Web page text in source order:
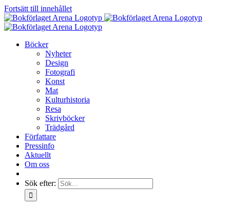
Fortsätt till innehållet
Böcker
Nyheter
Design
Fotografi
Konst
Mat
Kulturhistoria
Resa
Skrivböcker
Trädgård
Författare
Pressinfo
Aktuellt
Om oss
Sök efter: